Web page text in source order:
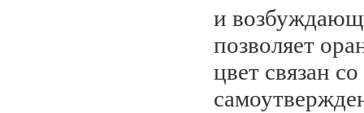
и
позволяет
цвет связан